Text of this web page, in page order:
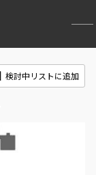
検討中リストに追加